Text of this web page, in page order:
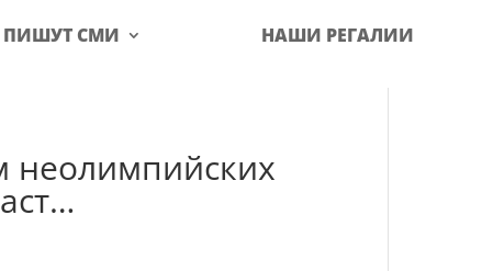
ПИШУТ СМИ НАШИ РЕГАЛИИ
неолимпийских